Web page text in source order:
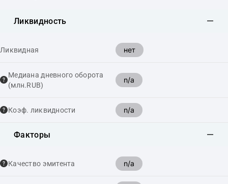
Ликвидность
Ликвидная нет
Медиана дневного оборота
(млн.RUB)
n/a
Коэф. ликвидности n/a
Факторы
Качество эмитента n/a